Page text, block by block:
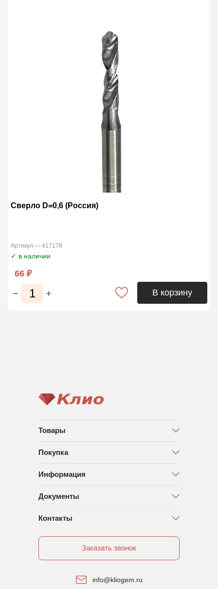
Сверло D=0,6 (Россия)
Артикул — 417178
✓ в наличии
66 ₽
В корзину
Товары
Покупка
Информация
Документы
Контакты
Заказать звонок
info@kliogem.ru